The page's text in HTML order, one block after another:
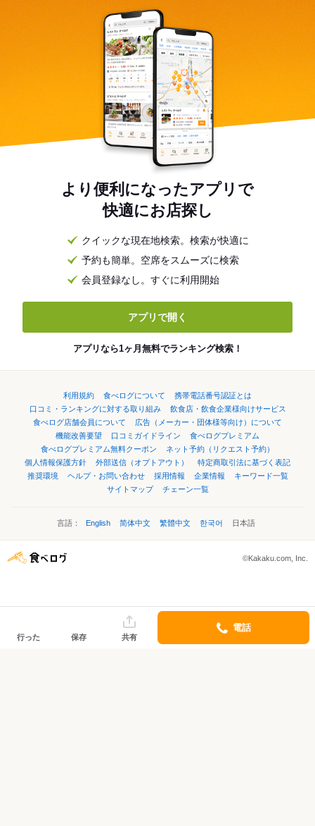
より便利になったアプリで
快適にお店探し
クイックな現在地検索。検索が快適に
予約も簡単。空席をスムーズに検索
会員登録なし。すぐに利用開始
アプリで開く
アプリなら1ヶ月無料でランキング検索！
利用規約 食べログについて
携帯電話番号認証とは
口コミ・ランキングに対する取り組み
飲食店・飲食企業様向けサービス
食べログ店舗会員について
広告（メーカー・団体様等向け）について
機能改善要望
口コミガイドライン
食べログプレミアム
食べログプレミアム無料クーポン
ネット予約（リクエスト予約）
個人情報保護方針
外部送信（オプトアウト）
特定商取引法に基づく表記
推奨環境
ヘルプ・お問い合わせ 採用情報 企業情報
キーワード一覧
サイトマップ
チェーン一覧
言語： English 简体中文 繁體中文 한국어 日本語
©Kakaku.com, Inc.
行った 保存 共有
電話